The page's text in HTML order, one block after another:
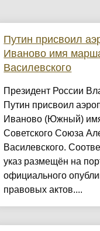
Путин присвоил
Иваново имя
Василевского
Президент России
Путин присвоил
Иваново (Южный)
Советского Союза
Василевского.
указ размещён на
официального
правовых актов....